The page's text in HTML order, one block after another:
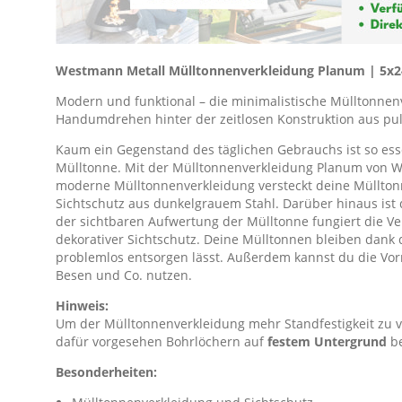
Westmann Metall Mülltonnenverkleidung Planum |
Modern und funktional – die minimalistische
Handumdrehen hinter der zeitlosen Konstruktion aus
Kaum ein Gegenstand des täglichen Gebrauchs ist so
Mülltonne. Mit der Mülltonnenverkleidung Planum von
moderne Mülltonnenverkleidung versteckt deine
Sichtschutz aus dunkelgrauem Stahl. Darüber hinaus
der sichtbaren Aufwertung der Mülltonne fungiert die
dekorativer Sichtschutz. Deine Mülltonnen bleiben
problemlos entsorgen lässt. Außerdem kannst du die
Besen und Co. nutzen.
Hinweis:
Um der Mülltonnenverkleidung mehr Standfestigkeit
dafür vorgesehen Bohrlöchern auffestem Untergrund
Besonderheiten: